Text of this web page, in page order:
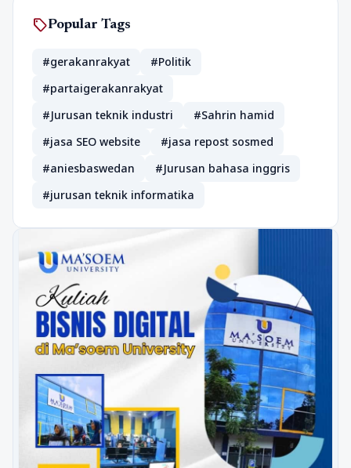
sellPopular Tags
#gerakanrakyat
#Politik
#partaigerakanrakyat
#Jurusan teknik industri
#Sahrin hamid
#jasa SEO website
#jasa repost sosmed
#aniesbaswedan
#Jurusan bahasa inggris
#jurusan teknik informatika